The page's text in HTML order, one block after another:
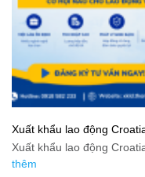
Xuất khẩu lao động
Xuất khẩu lao động
thêm